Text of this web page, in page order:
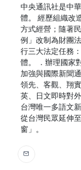
中央通訊社是中
體。 經歷組織改
方式經營；隨著
例」改制為財團
行三大法定任務
體。 ．辦理國家
加強與國際新聞
領先、客觀、翔
英、日文即時對
台灣唯一多語文
從台灣民眾延伸
窗」。